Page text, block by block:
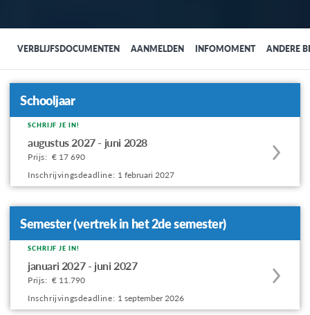
VERBLIJFSDOCUMENTEN AANMELDEN INFOMOMENT ANDERE
Schooljaar
Apply
to
this
program
offering
SCHRIJF JE IN!
augustus 2027 - juni 2028
Prijs: € 17 690
Inschrijvingsdeadline: 1 februari 2027
Semester (vertrek in het 2de semester)
Apply
to
this
program
SCHRIJF JE IN!
januari 2027 - juni 2027
Prijs: € 11.790
Inschrijvingsdeadline: 1 september 2026